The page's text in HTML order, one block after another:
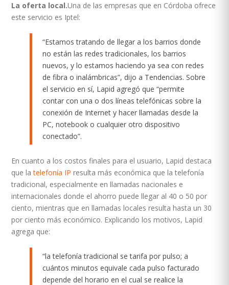
La oferta local.Una de las empresas que en Córdoba ofrece
este servicio es Iptel:
“Estamos tratando de llegar a los barrios donde
no están las redes tradicionales, los barrios
nuevos, y lo estamos haciendo ya sea con redes
de fibra o inalámbricas”, dijo a Tendencias. Sobre
el servicio en sí, Lapid agregó que “permite
contar con una o dos líneas telefónicas sobre la
conexión de Internet y hacer llamadas desde la
PC, notebook o cualquier otro dispositivo
conectado”.
En cuanto a los costos finales para el usuario, Lapid destaca
que latelefonía IP resulta más económica que la telefonía
tradicional, especialmente en llamadas nacionales e
internacionales donde el ahorro puede llegar al 40 o 50 por
ciento, mientras que en llamadas locales resulta hasta un 30
por ciento más económico. Explicando los motivos, Lapid
agrega que:
“la telefonía tradicional se tarifa por pulso; a
cuántos minutos equivale cada pulso facturado
depende del horario en el cual se realice la